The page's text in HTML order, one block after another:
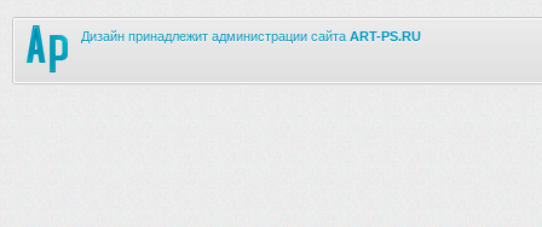
Дизайн принадлежит администрации сайта ART-PS.RU